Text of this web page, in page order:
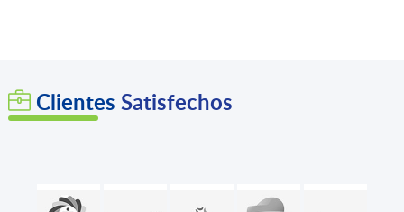
Clientes Satisfechos